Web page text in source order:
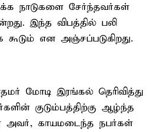
நாடுகளை சேர்ந்தவர்கள்
இந்த விபத்தில் பலி
என அஞ்சப்படுகிறது.
மோடி இரங்கல் தெரிவித்து
குடும்பத்திற்கு ஆழ்ந்த
அவர், காயமடைந்த நபர்கள்